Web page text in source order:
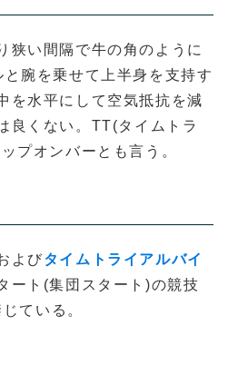
狭い間隔で牛の角のように
腕を乗せて上半身を支持す
を水平にして空気抵抗を減
良くない。TT(タイムトラ
プオンバーとも言う。
よびタイムトライアルバイ
ート(集団スタート)の競技
ている。